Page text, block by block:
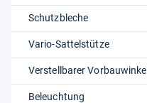
Schutzbleche
Vario-Sattelstütze
Verstellbarer Vorbauwinkel
Beleuchtung